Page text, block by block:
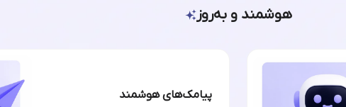
هوشمند و به‌روز
پیامک‌های هوشمند